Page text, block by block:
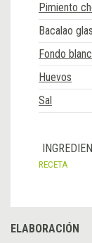
Pimiento
Bacalao
Fondo
Huevos
Sal
RECETA
ELABORACIÓN